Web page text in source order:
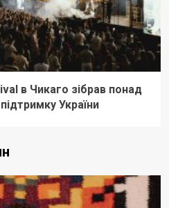
в Чикаго зібрав понад
України